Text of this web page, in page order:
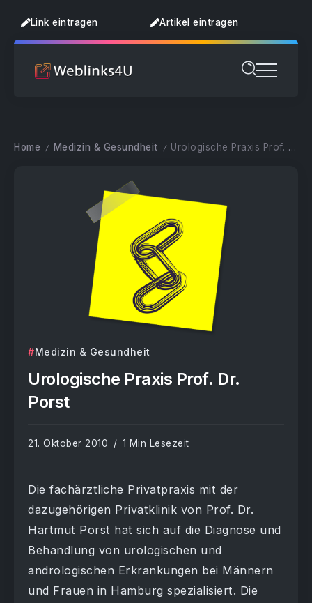
Link eintragen Artikel eintragen
Home / Medizin & Gesundheit / Urologische Praxis Prof. Dr. Porst
Medizin & Gesundheit
Urologische Praxis Prof. Dr.
Porst
21. Oktober 2010 1 Min Lesezeit
Die fachärztliche Privatpraxis mit der
dazugehörigen Privatklinik von Prof. Dr.
Hartmut Porst hat sich auf die Diagnose und
Behandlung von urologischen und
andrologischen Erkrankungen bei Männern
und Frauen in Hamburg spezialisiert. Die